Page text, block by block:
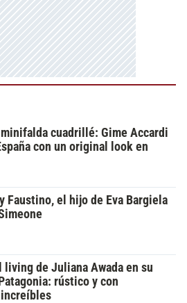
cuadrillé: Gime Accardi
con un original look en
Faustino, el hijo de Eva Bargiela
living de Juliana Awada en su
rústico y con